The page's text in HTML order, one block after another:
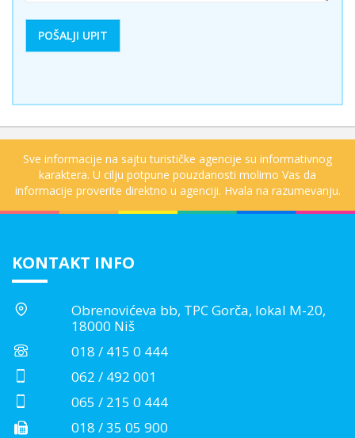
Sve informacije na sajtu turističke agencije su informativnog
karaktera. U cilju potpune pouzdanosti molimo Vas da
informacije proverite direktno u agenciji. Hvala na razumevanju.
KONTAKT INFO
Obrenovićeva bb, TPC Gorča, lokal M-20,
18000 Niš
018 / 415 0 444
062 / 492 001
065 / 215 0 444
018 / 35 05 900